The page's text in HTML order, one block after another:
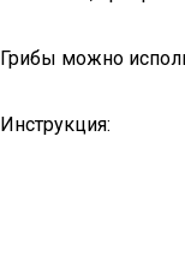
Грибы можно
Инструкция: